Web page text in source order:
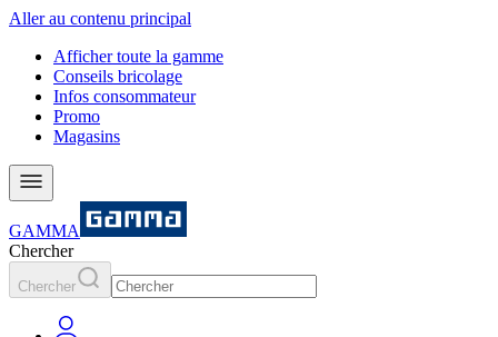
Aller au contenu principal
Afficher toute la gamme
Conseils bricolage
Infos consommateur
Promo
Magasins
GAMMA
Chercher
Chercher